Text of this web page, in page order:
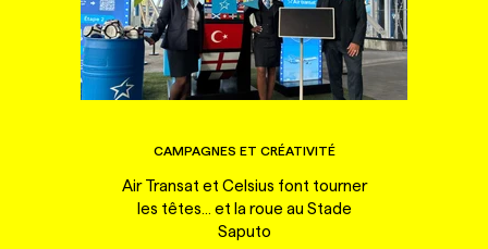
CAMPAGNES ET CRÉATIVITÉ
Air Transat et Celsius font tourner
les têtes... et la roue au Stade
Saputo